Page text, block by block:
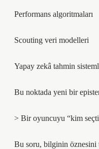
Performans algoritmaları
Scouting veri modelleri
Yapay zekâ tahmin
Bu noktada yeni bir
> Bir oyuncuyu “kim
Bu soru, bilginin öznesini